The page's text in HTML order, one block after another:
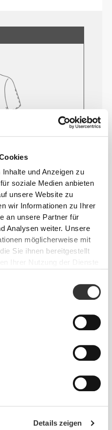
und Anzeigen zu
soziale Medien anbieten
unsere Website zu
wir Informationen zu Ihrer
an unsere Partner für
Analysen weiter. Unsere
möglicherweise mit
Sie ihnen bereitgestellt
Ihrer Nutzung der Dienste
Details zeigen
mit jeder
Passform
deines Körpers.